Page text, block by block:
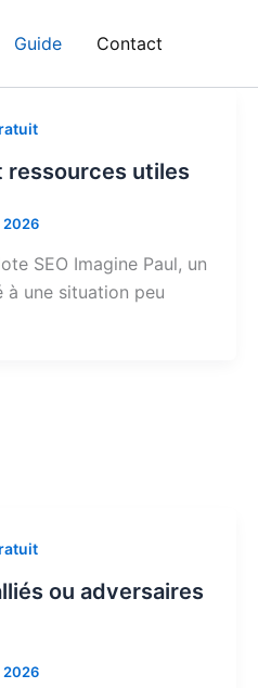
Guide Contact
ressources utiles
2026
SEO Imagine Paul, un
à une situation peu
ou adversaires
2026